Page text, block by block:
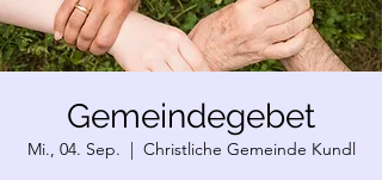
Gemeindegebet
Mi., 04. Sep.
  |
Christliche Gemeinde Kundl